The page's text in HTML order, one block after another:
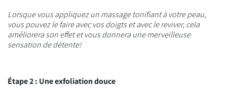
Lorsque vous appliquez un massage tonifiant à votre peau,
vous pouvez le faire avec vos doigts et avec le reviver, cela
améliorera son effet et vous donnera une merveilleuse
sensation de détente!
Étape 2 : Une exfoliation douce